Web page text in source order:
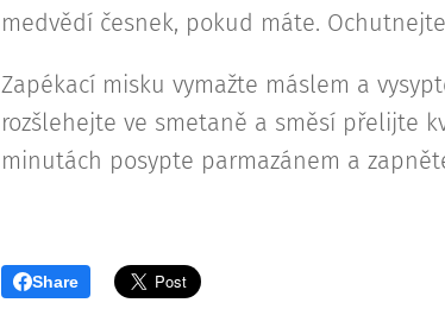
medvědí česnek, pokud máte.
Zapékací misku vymažte máslem a
rozšlehejte ve smetaně a směsí přelijte
minutách posypte parmazánem a
Share